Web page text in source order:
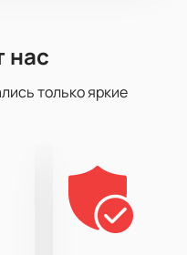
нас
только яркие